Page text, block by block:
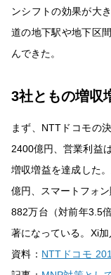
ンシフトの効果が大
道の地下駅や地下区
んできた。
3社ともの増収
まず、NTTドコモの
2400億円、営業利益
増収増益を達成した
億円、スマートフォ
882万台（対前年3.5
著になっている。Xi
資料： NTTドコモ